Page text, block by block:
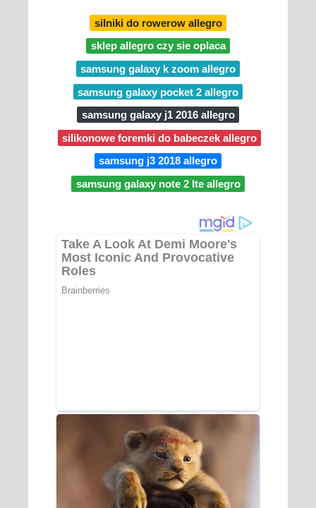
silniki do rowerow allegro
sklep allegro czy sie oplaca
samsung galaxy k zoom allegro
samsung galaxy pocket 2 allegro
samsung galaxy j1 2016 allegro
silikonowe foremki do babeczek allegro
samsung j3 2018 allegro
samsung galaxy note 2 lte allegro